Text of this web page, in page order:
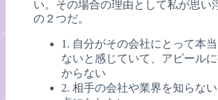
い。その場合の理由として私が思い
の２つだ。
1. 自分がその会社にとって本
ないと感じていて、アピール
からない
2. 相手の会社や業界を知らな